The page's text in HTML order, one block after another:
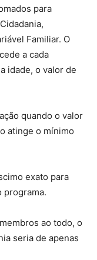
para
Familiar. O
a cada
idade, o valor de
quando o valor
atinge o mínimo
exato para
programa.
ao todo, o
seria de apenas